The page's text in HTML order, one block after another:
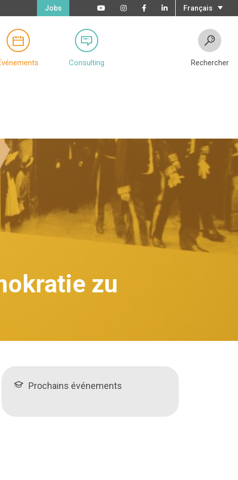
Français
Jobs
Consulting Rechercher
zu
Prochains événements